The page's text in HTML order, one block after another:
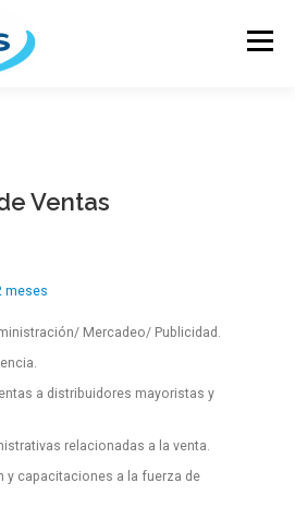
Menú
ACTUALIDAD
A NUESTRO EQUIPO
Ventas
meses
Mercadeo/ Publicidad.
a distribuidores mayoristas y
relacionadas a la venta.
y capacitaciones a la fuerza de